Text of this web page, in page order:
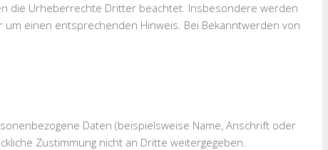
die Urheberrechte Dritter beachtet. Insbesondere werden
einen entsprechenden Hinweis. Bei Bekanntwerden von
Daten (beispielsweise Name, Anschrift oder
Zustimmung nicht an Dritte weitergegeben.